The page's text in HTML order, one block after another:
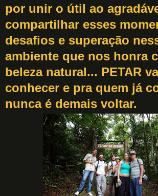
por unir o útil ao
compartilhar esses
desafios e superação
ambiente que nos honra
beleza natural... PETAR
conhecer e pra quem já
nunca é demais voltar.